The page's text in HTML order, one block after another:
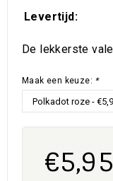
Levertijd:
De lekkerste
Maak een keuze: *
€5,95